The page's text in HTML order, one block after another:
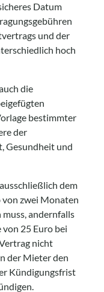
Datum
und der
hoch
die
bestimmter
der
Gesundheit und
dem
zwei Monaten
andernfalls
25 Euro bei
nicht
der Mieter den
Kündigungsfrist